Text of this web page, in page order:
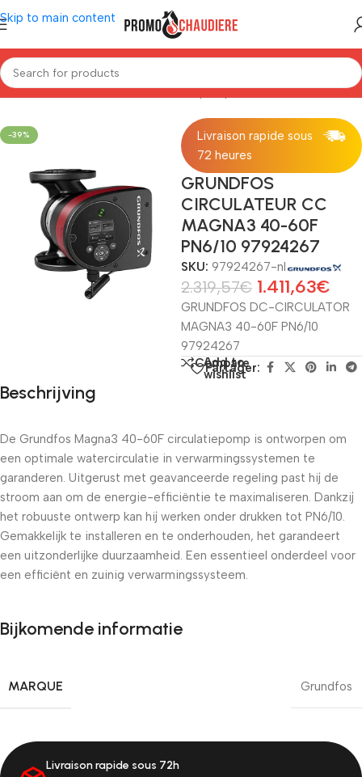
Skip to main content
Home/Installatiemateriaal/Circulatiepomp
-39%
Livraison rapide sous
72 heures
GRUNDFOS
CIRCULATEUR CC
MAGNA3 40-60F
PN6/10 97924267
SKU: 97924267-nl
2.319,57€ 1.411,63€
GRUNDFOS DC-CIRCULATOR
MAGNA3 40-60F PN6/10
97924267
Compare
Add to
wishlist
Partager:
Beschrijving
De Grundfos Magna3 40-60F circulatiepomp is ontworpen om
een ​​optimale watercirculatie in verwarmingssystemen te
garanderen. Uitgerust met geavanceerde regeling past hij de
stroom aan om de energie-efficiëntie te maximaliseren. Dankzij
het robuuste ontwerp kan hij werken onder drukken tot PN6/10.
Gemakkelijk te installeren en te onderhouden, het garandeert
een uitzonderlijke duurzaamheid. Een essentieel onderdeel voor
een efficiënt en zuinig verwarmingssysteem.
Bijkomende informatie
MARQUE Grundfos
Livraison rapide sous 72h